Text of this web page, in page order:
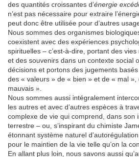
des quantités croissantes d’énergie
n’est pas nécessaire pour extraire
peut donc être utilisée pour d’autres
Nous sommes des organismes
coexistent avec des expériences
spirituelles – c’est-à-dire, portant des
et des souvenirs dans un contexte social
décisions et portons des jugements
des « valeurs » de « bien » et de « mal »,
mauvais ».
Nous sommes aussi intégralement
les autres et avec d’autres espèces à
complexe de vie qui comprend, dans son
terrestre – ou, s’inspirant du chimiste
étonnant système naturel
pour le maintien de la vie telle qu’on la
En allant plus loin, nous savons aussi